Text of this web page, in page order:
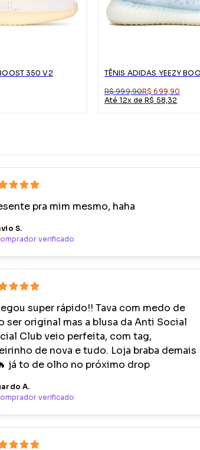
350 V2
R$ 999,90R$ 699,90
Até 12x de R$ 58,32
pra mim mesmo, haha
S.
verificado
super rápido!! Tava com medo de
ser original mas a blusa da Anti Social
Club veio perfeita, com tag,
de nova e tudo. Loja braba demais
já to de olho no próximo drop
A.
verificado